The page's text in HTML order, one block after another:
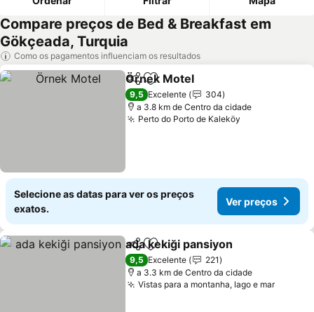
Compare preços de Bed & Breakfast em
Gökçeada, Turquia
Como os pagamentos influenciam os resultados
PartilharAdicionar aos favoritos
Örnek Motel
9,5 Excelente
304
a 3.8 km de Centro da cidade
Perto do Porto de Kaleköy
Selecione as datas para ver os preços
exatos.
Ver preços
PartilharAdicionar aos favoritos
ada kekiği pansiyon
9,5 Excelente
221
a 3.3 km de Centro da cidade
Vistas para a montanha, lago e mar